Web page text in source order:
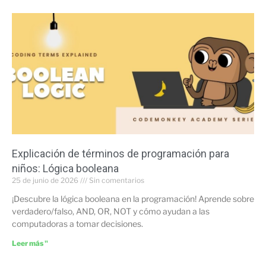
Explicación de términos de programación para
niños: Lógica booleana
25 de junio de 2026 Sin comentarios
¡Descubre la lógica booleana en la programación! Aprende sobre
verdadero/falso, AND, OR, NOT y cómo ayudan a las
computadoras a tomar decisiones.
Leer más "